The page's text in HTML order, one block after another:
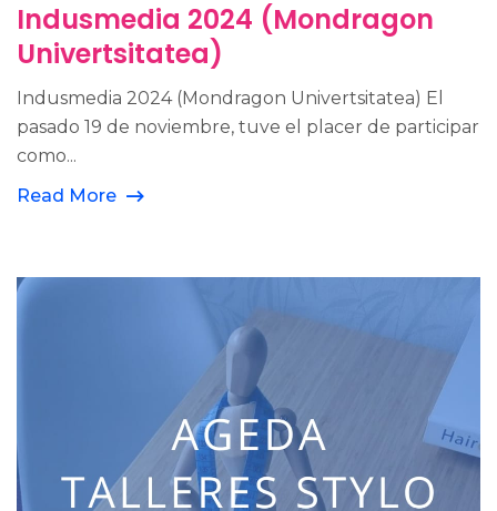
Indusmedia 2024 (Mondragon
Univertsitatea)
Indusmedia 2024 (Mondragon Univertsitatea) El
pasado 19 de noviembre, tuve el placer de participar
como...
Read More